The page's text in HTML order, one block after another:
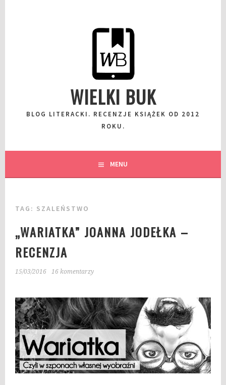
WIELKI BUK
BLOG LITERACKI. RECENZJE KSIĄŻEK OD 2012
ROKU.
MENU
TAG: SZALEŃSTWO
„WARIATKA” JOANNA JODEŁKA –
RECENZJA
15/03/2016 16 komentarzy